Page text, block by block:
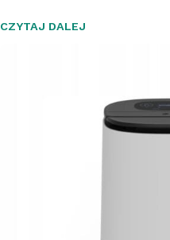
CZYTAJ DALEJ